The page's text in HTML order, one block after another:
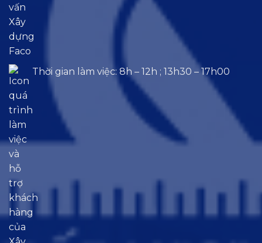
Thời gian làm việc: 8h – 12h ; 13h30 – 17h00